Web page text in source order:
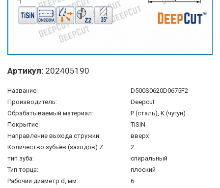
Артикул: 202405190
Название:
D500S0620D0675F2
Производитель:
Deepcut
Обрабатываемый материал:
P (сталь), K (чугун)
Покрытие:
TiSiN
Направление выхода стружки:
вверх
Количество зубьев (заходов) Z:
2
тип зуба:
спиральный
Тип торца:
плоский
Рабочий диаметр d, мм:
6